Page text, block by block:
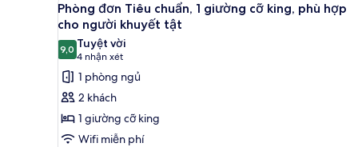
Tiêu
chuẩn,
giường
cỡ
queen
tất
cả
ảnh
Phòng
đơn
Tiêu
chuẩn,
6
Phòng đơn Tiêu chuẩn, 1 giường cỡ king, phù hợp
cho người khuyết tật
9,09,0 trên 10
Tuyệt vời
4 nhận xét
(4
nhận
xét)
1 phòng ngủ
2 khách
1 giường cỡ king
Wifi miễn phí